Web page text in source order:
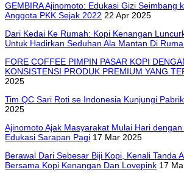
GEMBIRA Ajinomoto: Edukasi Gizi Seimbang
Anggota PKK Sejak 2022 22 Apr 2025
Dari Kedai Ke Rumah: Kopi Kenangan
Untuk Hadirkan Seduhan Ala Mantan Di
FORE COFFEE PIMPIN PASAR KOPI
KONSISTENSI PRODUK PREMIUM YANG
2025
Tim QC Sari Roti se Indonesia Kunjungi
2025
Ajinomoto Ajak Masyarakat Mulai Hari
Edukasi Sarapan Pagi 17 Mar 2025
Berawal Dari Sebesar Biji Kopi, Kenali Tanda
Bersama Kopi Kenangan Dan Lovepink 17